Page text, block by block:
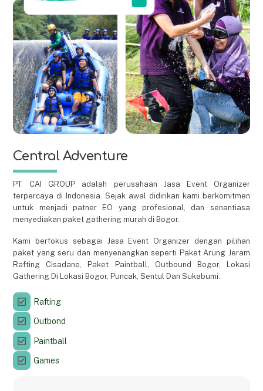
Central Adventure
PT. CAI GROUP adalah perusahaan Jasa Event Organizer
terpercaya di Indonesia. Sejak awal didirikan kami berkomitmen
untuk menjadi patner EO yang profesional, dan senantiasa
menyediakan paket gathering murah di Bogor.
Kami berfokus sebagai Jasa Event Organizer dengan pilihan
paket yang seru dan menyenangkan seperti Paket Arung Jeram
Rafting Cisadane, Paket Paintball, Outbound Bogor, Lokasi
Gathering Di Lokasi Bogor, Puncak, Sentul Dan Sukabumi.
Rafting
Outbond
Paintball
Games